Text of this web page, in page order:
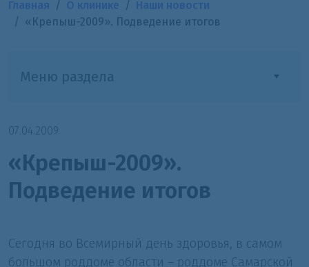
«Крепыш-2009». Подведение итогов
Меню раздела
07.04.2009
«Крепыш-2009».
Подведение итогов
Сегодня во Всемирный день здоровья, в самом
большом роддоме области – роддоме Самарской